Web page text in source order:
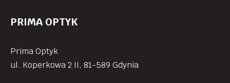
PRIMA OPTYK
Prima Optyk
ul. Koperkowa 2 II, 81-589 Gdynia